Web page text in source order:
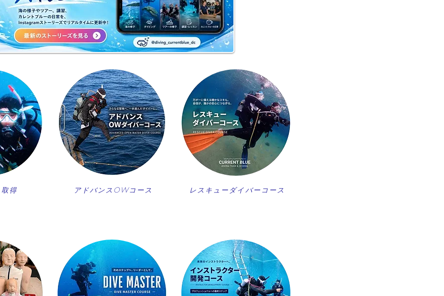
得 アドバンスOWコース レスキューダイバーコース